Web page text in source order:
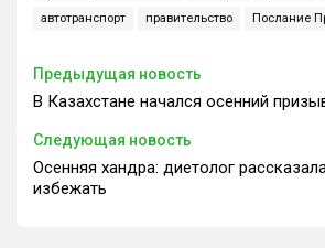
автотранспорт правительство Послание
Предыдущая новость
В Казахстане начался осенний
Следующая новость
Осенняя хандра: диетолог
избежать